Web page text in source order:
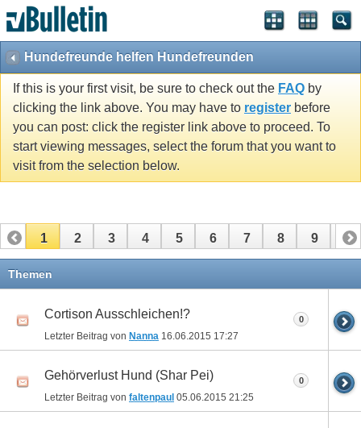
Hundefreunde helfen Hundefreunden
If this is your first visit, be sure to check out the FAQ by
clicking the link above. You may have to register before
you can post: click the register link above to proceed. To
start viewing messages, select the forum that you want to
visit from the selection below.
1 2 3 4 5 6 7 8 9 10
11
Themen
Cortison Ausschleichen!?
Letzter Beitrag von Nanna 16.06.2015 17:27
0
Gehörverlust Hund (Shar Pei)
Letzter Beitrag von faltenpaul 05.06.2015 21:25
0